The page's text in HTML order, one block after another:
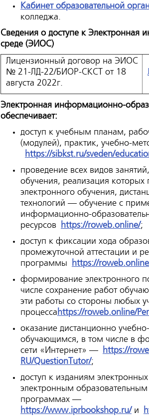
Кабинет образовательной
колледжа.
Сведения о доступе к Электронная
среде (ЭИОС)
Лицензионный договор на ЭИОС
№ 21-ЛД-22/БИОР-СКСТ от 18
августа 2022г.
Электронная информационно-
обеспечивает:
доступ к учебным планам,
(модулей), практик, учебно-
https://sibkst.ru/sveden/
проведение всех видов
обучения, реализация
электронного обучения,
технологий — обучение с
информационно-
ресурсов https://roweb.online/;
доступ к фиксации хода
промежуточной аттестации и
программы
https://
формирование электронного
числе сохранение работ
эти работы со стороны любых
процесса https://roweb.online/
оказание дистанционно
обучающимся, в том числе в
сети «Интернет» — https://
RU/QuestionTutor/;
доступ к изданиям
электронным
программах —
https://www.iprbookshop.ru/и